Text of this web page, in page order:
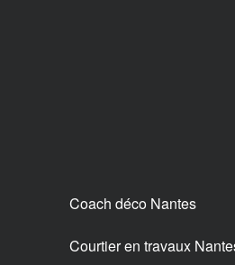
Coach déco Nantes
Courtier en travaux